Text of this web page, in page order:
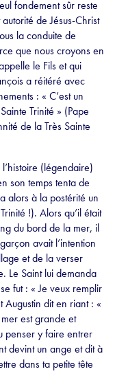
fondement sûr reste
de Jésus-Christ
la conduite de
que nous croyons en
le Fils et qui
a réitéré avec
: « C’est un
Trinité » (Pape
de la Très Sainte
(légendaire)
son temps tenta de
alors à la postérité un
!). Alors qu’il était
du bord de la mer, il
avait l’intention
et de la verser
Le Saint lui demanda
fut : « Je veux remplir
Augustin dit en riant : «
est grande et
penser y faire entrer
devint un ange et dit à
dans ta petite tête